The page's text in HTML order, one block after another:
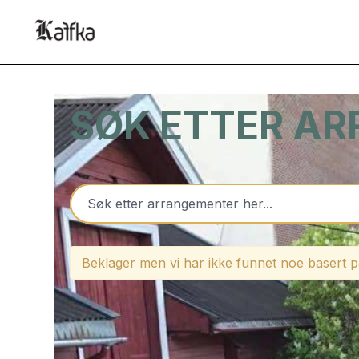
SØK ETTER
Beklager men vi har ikke funnet noe basert